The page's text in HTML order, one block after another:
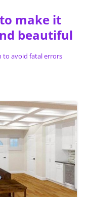
make it
beautiful
to avoid fatal errors